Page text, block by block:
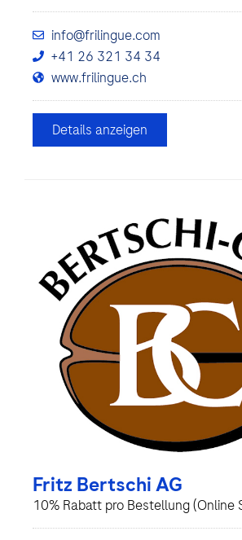
info@frilingue.com
+41 26 321 34 34
www.frilingue.ch
Details anzeigen
Fritz Bertschi AG
10% Rabatt pro Bestellung (Online